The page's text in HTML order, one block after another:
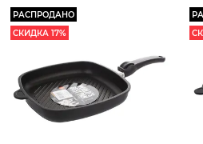
РАСПРОДАНО
СКИДКА 17%